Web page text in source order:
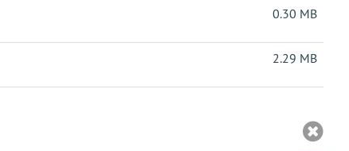
0.30 MB
2.29 MB